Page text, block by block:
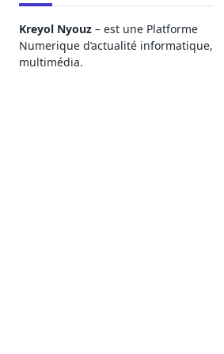
Kreyol Nyouz – est une Platforme
Numerique d’actualité informatique,
multimédia.